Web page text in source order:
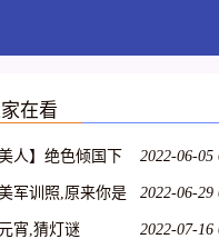
在看
美人】绝色倾国下
汉宫飞燕;貂蝉离
2022-06-05
军训照,原来你是
的大一萌妹子
2022-06-29
宵,猜灯谜 2022-07-16